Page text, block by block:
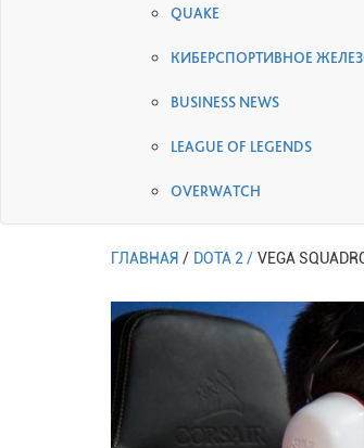
QUAKE
КИБЕРСПОРТИВНОЕ
BUSINESS NEWS
LEAGUE OF LEGENDS
OVERWATCH
ГЛАВНАЯ / DOTA 2 / VEGA